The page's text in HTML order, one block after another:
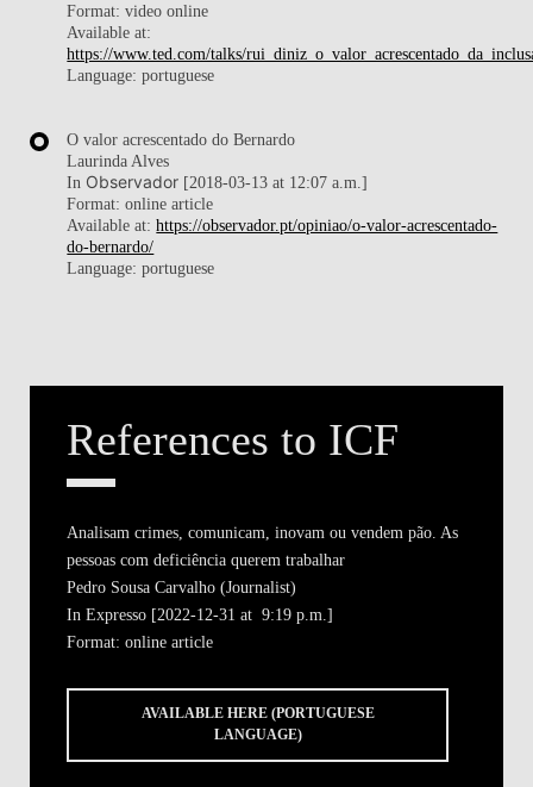
Format: video online
Available at:
https://www.ted.com/talks/
Language: portuguese
O valor acrescentado do Bernardo
Laurinda Alves
In Observador [2018-03-13 at 12:07 a.m.]
Format: online article
Available at:https://observador.pt/opiniao/o-valor-acrescentado-
do-bernardo/
Language: portuguese
References to ICF
Analisam crimes, comunicam, inovam ou vendem pão. As
pessoas com deficiência querem trabalhar
Pedro Sousa Carvalho (Journalist)
In Expresso [2022-12-31 at 9:19 p.m.]
Format: online article
AVAILABLE HERE (PORTUGUESE
LANGUAGE)